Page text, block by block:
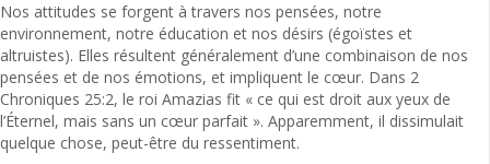
Nos attitudes se forgent à travers nos pensées, notre
environnement, notre éducation et nos désirs (égoïstes et
altruistes). Elles résultent généralement d’une combinaison de nos
pensées et de nos émotions, et impliquent le cœur. Dans 2
Chroniques 25:2, le roi Amazias fit « ce qui est droit aux yeux de
l’Éternel, mais sans un cœur parfait ». Apparemment, il dissimulait
quelque chose, peut-être du ressentiment.